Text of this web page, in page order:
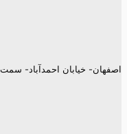
اصفهان- خیابان احمدآباد-